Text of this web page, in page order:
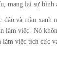
mang lại sự bình
đáo và màu xanh
làm việc. Nó
làm việc tích cực